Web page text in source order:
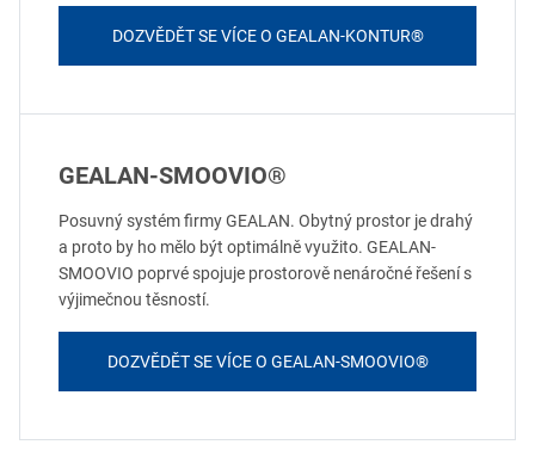
DOZVĚDĚT SE VÍCE O GEALAN-KONTUR®
GEALAN-SMOOVIO®
Posuvný systém firmy GEALAN. Obytný prostor je drahý
a proto by ho mělo být optimálně využito. GEALAN-
SMOOVIO poprvé spojuje prostorově nenáročné řešení s
výjimečnou těsností.
DOZVĚDĚT SE VÍCE O GEALAN-SMOOVIO®